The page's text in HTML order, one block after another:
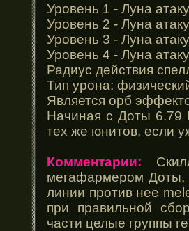
Уровень 1 - Луна
Уровень 2 - Луна
Уровень 3 - Луна
Уровень 4 - Луна
Радиус действия
Тип урона:
Является орб
Начиная с Доты 6.79
тех же юнитов, если
Комментарии:
мегафармером Доты,
линии против нее
при правильной
части целые группы